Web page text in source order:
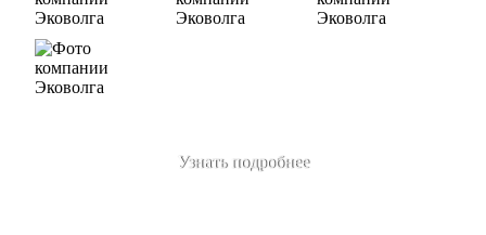
Узнать подробнее